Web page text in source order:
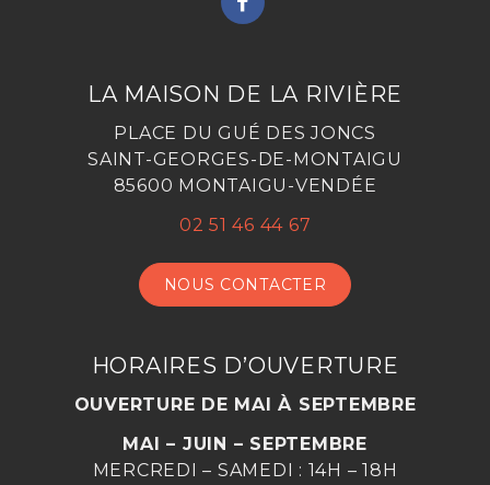
LIEN
COMPTE
FACEBOOK
LA MAISON DE LA RIVIÈRE
PLACE DU GUÉ DES JONCS
SAINT-GEORGES-DE-MONTAIGU
85600 MONTAIGU-VENDÉE
02 51 46 44 67
NOUS CONTACTER
HORAIRES D’OUVERTURE
OUVERTURE DE MAI À SEPTEMBRE
MAI – JUIN – SEPTEMBRE
MERCREDI – SAMEDI : 14H – 18H